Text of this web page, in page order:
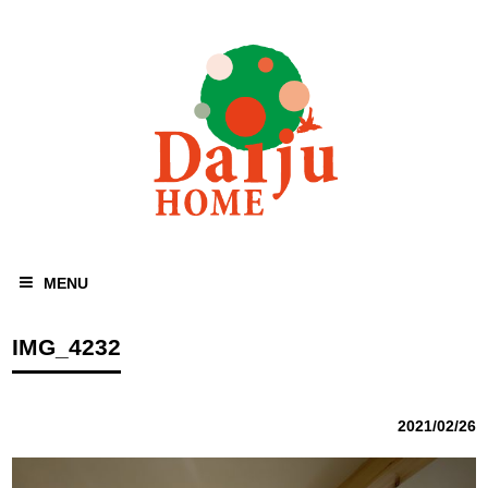
MENU
IMG_4232
2021/02/26